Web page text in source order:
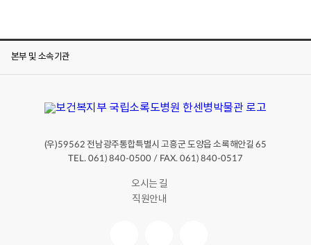
본부 및 소속기관
(우)59562 전남광주통합특별시 고흥군 도양읍 소록해안길65
TEL. 061) 840-0500 / FAX. 061) 840-0517
오시는 길
직원안내